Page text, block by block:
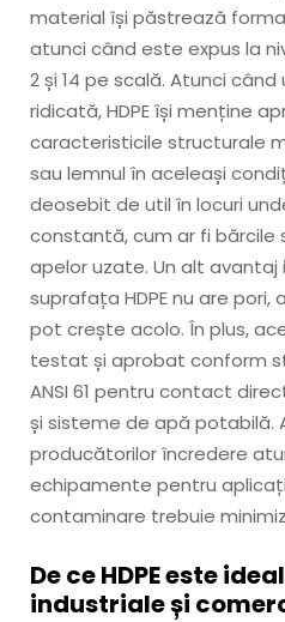
material își păstrează
atunci când este expus la
2 și 14 pe scală. Atunci
ridicată, HDPE își menține
caracteristicile structurale
sau lemnul în aceleași
deosebit de util în locuri
constantă, cum ar fi
apelor uzate. Un alt
suprafața HDPE nu are
pot crește acolo. În plus,
testat și aprobat conform
ANSI 61 pentru contact
și sisteme de apă potabilă.
producătorilor încredere
echipamente pentru
contaminare trebuie
De ce HDPE este
industriale și